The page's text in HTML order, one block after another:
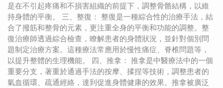
是在不引起疼痛和不損害組織的前提下，調整骨骼結構，以維
持身體的平衡。 三、整復： 整復是一種綜合性的治療手法，結
合了撥筋和整骨的元素，更注重全身的平衡和功能的調整。整
復治療師透過綜合檢查，瞭解患者的身體狀況，並針對個別問
題制定治療方案。這種療法常應用於慢性痛症、脊椎問題等，
以提升整體的生理機能。 四、推拿： 推拿是中醫療法中的一個
重要分支，著重於通過手法的按摩、揉捏等技術，調整患者的
氣血循環、疏通經絡，達到促進身體健康的效果。推拿被廣泛